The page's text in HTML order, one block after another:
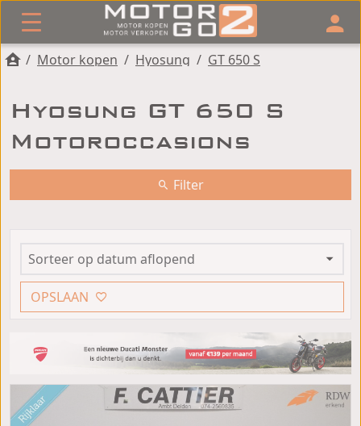
/ Motor kopen / Hyosung / GT 650 S
Hyosung GT 650 S
Motoroccasions
Filter
OPSLAAN